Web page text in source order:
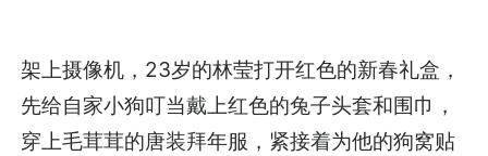
架上摄像机，23岁的林莹打开红色的新春礼盒，
先给自家小狗叮当戴上红色的兔子头套和围巾，
穿上毛茸茸的唐装拜年服，紧接着为他的狗窝贴